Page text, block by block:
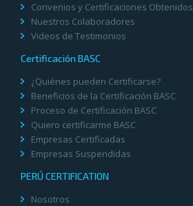
Convenios y Certificaciones Obtenidos
Nuestros Colaboradores
Videos de Testimonios
Certificación BASC
¿Quiénes pueden Certificarse?
Beneficios de la Certificación BASC
Proceso de Certificación BASC
Quiero certificarme BASC
Empresas Certificadas
Empresas Suspendidas
PERÚ CERTIFICATION
Nosotros